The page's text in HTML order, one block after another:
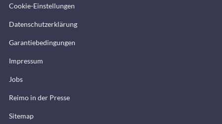
Cookie-Einstellungen
Datenschutzerklärung
Garantiebedingungen
Impressum
Jobs
Reimo in der Presse
Sitemap